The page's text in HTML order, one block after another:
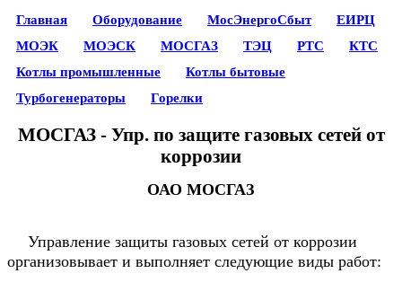
Главная Оборудование МосЭнергоСбыт
ЕИРЦ
МОЭК
МОЭСК МОСГАЗ ТЭЦ РТС
КТС
Котлы промышленные
Котлы бытовые
Турбогенераторы
Горелки
МОСГАЗ - Упр. по защите газовых сетей от
коррозии
ОАО МОСГАЗ
Управление защиты газовых сетей от коррозии
организовывает и выполняет следующие виды работ: